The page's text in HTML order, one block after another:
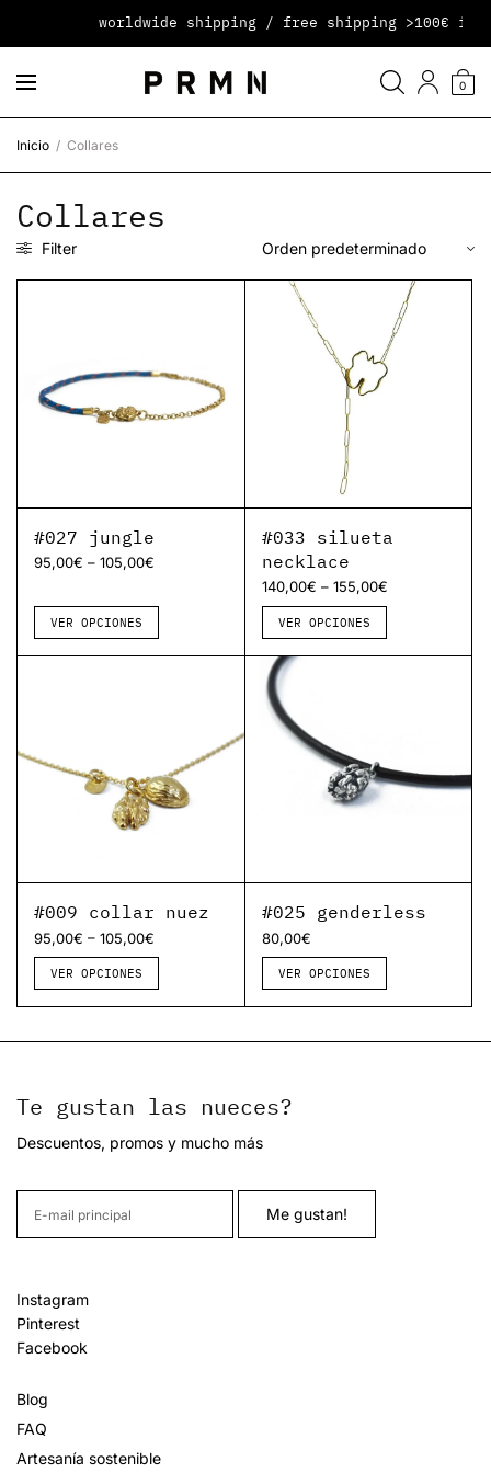
worldwide shipping / free shipping >100€ in
0
Inicio / Collares
Collares
Filter
#027 jungle
95,00€ – 105,00€
VER OPCIONES
#033 silueta
necklace
140,00€ – 155,00€
VER OPCIONES
#009 collar nuez
95,00€ – 105,00€
VER OPCIONES
#025 genderless
80,00€
VER OPCIONES
Te gustan las nueces?
Descuentos, promos y mucho más
Instagram
Pinterest
Facebook
Blog
FAQ
Artesanía sostenible